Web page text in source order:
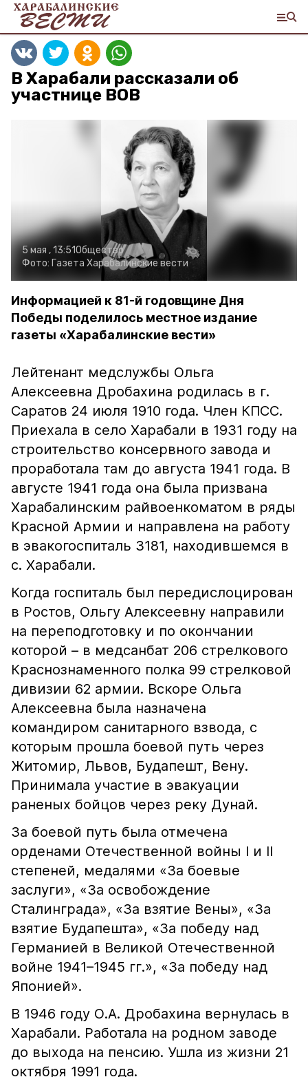
В Харабали рассказали об
участнице ВОВ
5 мая , 13:51Общество
Фото: Газета Харабалинские вести
Информацией к 81-й годовщине Дня
Победы поделилось местное издание
газеты «Харабалинские вести»
Лейтенант медслужбы Ольга
Алексеевна Дробахина родилась в г.
Саратов 24 июля 1910 года. Член КПСС.
Приехала в село Харабали в 1931 году на
строительство консервного завода и
проработала там до августа 1941 года. В
августе 1941 года она была призвана
Харабалинским райвоенкоматом в ряды
Красной Армии и направлена на работу
в эвакогоспиталь 3181, находившемся в
с. Харабали.
Когда госпиталь был передислоцирован
в Ростов, Ольгу Алексеевну направили
на переподготовку и по окончании
которой – в медсанбат 206 стрелкового
Краснознаменного полка 99 стрелковой
дивизии 62 армии. Вскоре Ольга
Алексеевна была назначена
командиром санитарного взвода, с
которым прошла боевой путь через
Житомир, Львов, Будапешт, Вену.
Принимала участие в эвакуации
раненых бойцов через реку Дунай.
За боевой путь была отмечена
орденами Отечественной войны I и II
степеней, медалями «За боевые
заслуги», «За освобождение
Сталинграда», «За взятие Вены», «За
взятие Будапешта», «За победу над
Германией в Великой Отечественной
войне 1941–1945 гг.», «За победу над
Японией».
В 1946 году О.А. Дробахина вернулась в
Харабали. Работала на родном заводе
до выхода на пенсию. Ушла из жизни 21
октября 1991 года.